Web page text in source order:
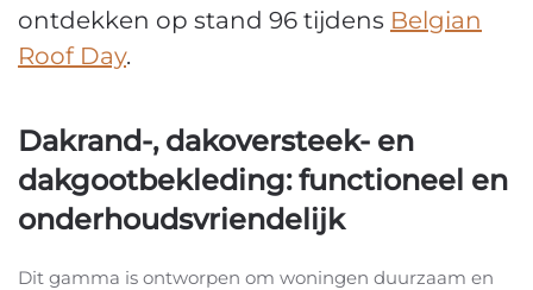
ontdekken op stand 96 tijdens Belgian
Roof Day.
Dakrand-, dakoversteek- en
dakgootbekleding: functioneel en
onderhoudsvriendelijk
Dit gamma is ontworpen om woningen duurzaam en